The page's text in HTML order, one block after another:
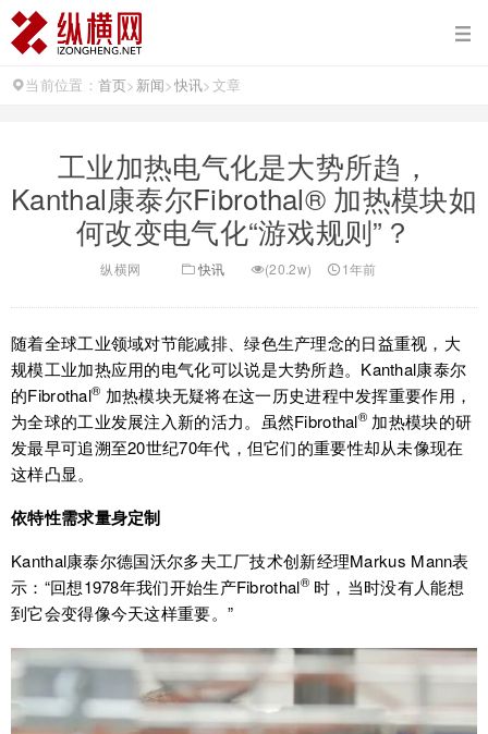
当前位置： 首页> 新闻>快讯>文章
工业加热电气化是大势所趋，
Kanthal康泰尔Fibrothal® 加热模块如
何改变电气化“游戏规则”？
纵横网 快讯 (20.2w) 1年前
随着全球工业领域对节能减排、绿色生产理念的日益重视，大
规模工业加热应用的电气化可以说是大势所趋。Kanthal康泰尔
的Fibrothal® 加热模块无疑将在这一历史进程中发挥重要作用，
为全球的工业发展注入新的活力。虽然Fibrothal® 加热模块的研
发最早可追溯至20世纪70年代，但它们的重要性却从未像现在
这样凸显。
依特性需求量身定制
Kanthal康泰尔德国沃尔多夫工厂技术创新经理Markus Mann表
示：“回想1978年我们开始生产Fibrothal®时，当时没有人能想
到它会变得像今天这样重要。”